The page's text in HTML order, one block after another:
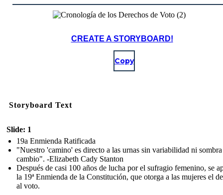
CREATE A STORYBOARD!
Copy
Storyboard Text
Slide: 1
19a Enmienda Ratificada
"Nuestro 'camino' es directo a las urnas sin variabilidad ni
cambio". -Elizabeth Cady Stanton
Después de casi 100 años de lucha por el sufragio femenino, se
la 19ª Enmienda de la Constitución, que otorga a las mujeres el
al voto.